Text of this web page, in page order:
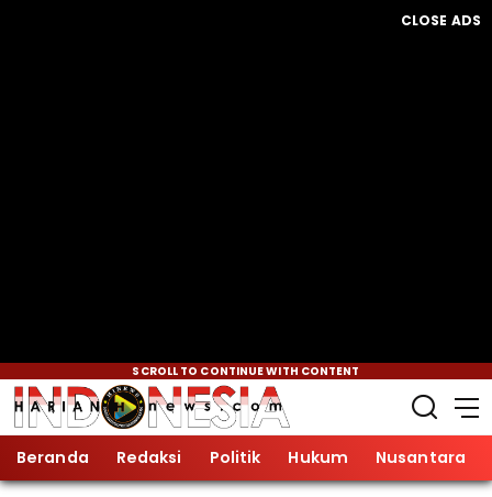
CLOSE ADS
SCROLL TO CONTINUE WITH CONTENT
Beranda Redaksi Politik Hukum Nusantara